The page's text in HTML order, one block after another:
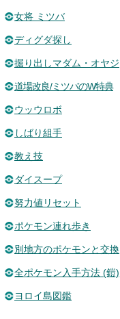
女将 ミツバ
ディグダ探し
掘り出しマダム・オヤジ
道場改良/ミツバのW特典
ウッウロボ
しばり組手
教え技
ダイスープ
努力値リセット
ポケモン連れ歩き
別地方のポケモンと交換
全ポケモン入手方法 (鎧)
ヨロイ島図鑑